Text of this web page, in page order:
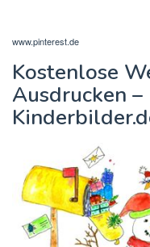
www.pinterest.de
Kostenlose
Ausdrucken –